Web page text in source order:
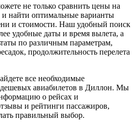
не только сравнить цены на
найти оптимальные варианты
и стоимости. Наш удобный поиск
удобные даты и время вылета, а
по различным параметрам,
продолжительность перелета
все необходимые
авиабилетов в Диллон. Мы
о рейсах и
и рейтинги пассажиров,
правильный выбор.